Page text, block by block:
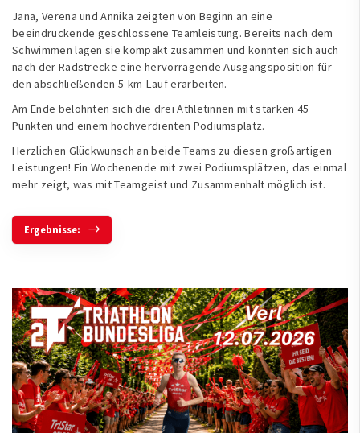
Jana, Verena und Annika zeigten von Beginn an eine
beeindruckende geschlossene Teamleistung. Bereits nach dem
Schwimmen lagen sie kompakt zusammen und konnten sich auch
nach der Radstrecke eine hervorragende Ausgangsposition für
den abschließenden 5-km-Lauf erarbeiten.
Am Ende belohnten sich die drei Athletinnen mit starken 45
Punkten und einem hochverdienten Podiumsplatz.
Herzlichen Glückwunsch an beide Teams zu diesen großartigen
Leistungen! Ein Wochenende mit zwei Podiumsplätzen, das einmal
mehr zeigt, was mit Teamgeist und Zusammenhalt möglich ist.
Ergebnisse: